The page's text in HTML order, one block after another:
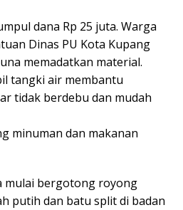
dana Rp 25 juta. Warga
Dinas PU Kota Kupang
memadatkan material.
tangki air membantu
tidak berdebu dan mudah
minuman dan makanan
mulai bergotong royong
putih dan batu split di badan